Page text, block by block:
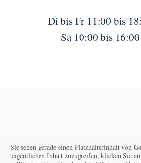
Di bis Fr 11:00 bis
Sa 10:00 bis
Sie sehen gerade einen Platzhalterinhalt von
eigentlichen Inhalt zuzugreifen, klicken Sie